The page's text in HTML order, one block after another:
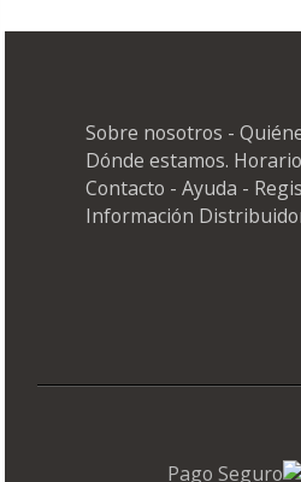
Sobre nosotros -
Dónde estamos. Horario
Contacto - Ayuda -
Información
Pago Seguro